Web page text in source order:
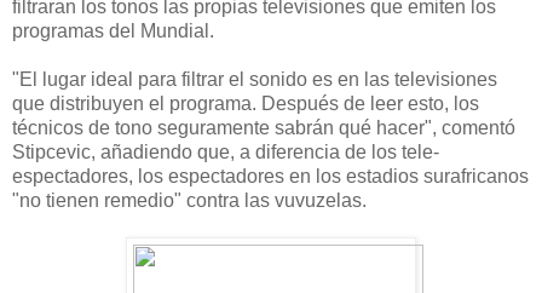
filtraran los tonos las propias televisiones que emiten los
programas del Mundial.
"El lugar ideal para filtrar el sonido es en las televisiones
que distribuyen el programa. Después de leer esto, los
técnicos de tono seguramente sabrán qué hacer", comentó
Stipcevic, añadiendo que, a diferencia de los tele-
espectadores, los espectadores en los estadios surafricanos
"no tienen remedio" contra las vuvuzelas.